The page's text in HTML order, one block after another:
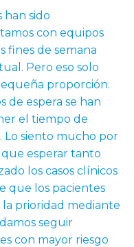
han sido
con equipos
fines de semana
Pero eso solo
proporción.
de espera se han
el tiempo de
Lo siento mucho por
esperar tanto
los casos clínicos
que los pacientes
la prioridad mediante
seguir
con mayor riesgo